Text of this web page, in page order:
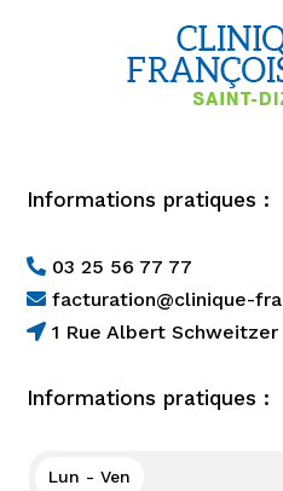
Informations pratiques :
 03 25 56 77 77
 facturation@clinique-
 1 Rue Albert
Informations pratiques :
Lun - Ven